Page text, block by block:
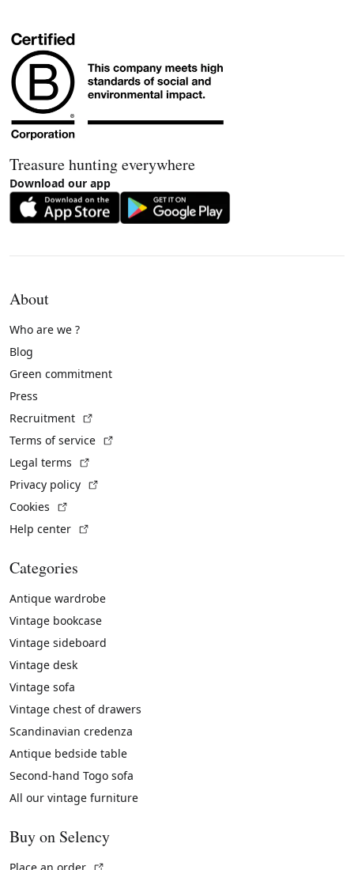
Treasure hunting everywhere
Download our app
About
Who are we ?
Blog
Green commitment
Press
Recruitment
Terms of service
Legal terms
Privacy policy
Cookies
Help center
Categories
Antique wardrobe
Vintage bookcase
Vintage sideboard
Vintage desk
Vintage sofa
Vintage chest of drawers
Scandinavian credenza
Antique bedside table
Second-hand Togo sofa
All our vintage furniture
Buy on Selency